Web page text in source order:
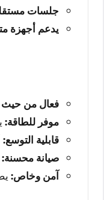
جلسات
يدعم أجهزة
فعال من حيث
موفر للطاقة:
قابلية التوسع:
صيانة محسنة:
آمن وخاص: